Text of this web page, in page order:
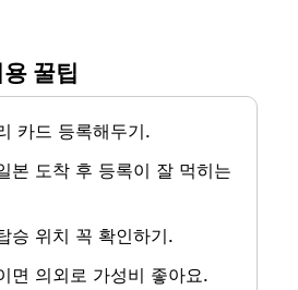
꿀팁
카드 등록해두기.
본 도착 후 등록이 잘 먹히는
승 위치 꼭 확인하기.
면 의외로 가성비 좋아요.